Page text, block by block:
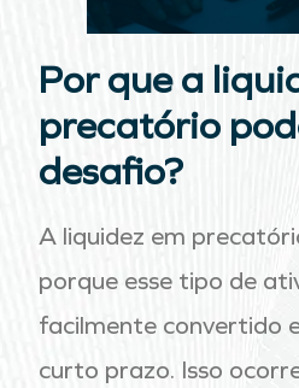
Por que a
precatório
desafio?
A liquidez em
porque esse tipo de
facilmente convertido
curto prazo. Isso